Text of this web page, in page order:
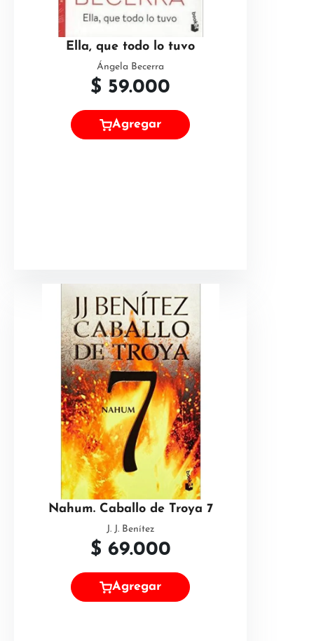
Ella, que todo lo tuvo
Ángela Becerra
$ 59.000
Agregar
Nahum. Caballo de Troya 7
J. J. Benítez
$ 69.000
Agregar